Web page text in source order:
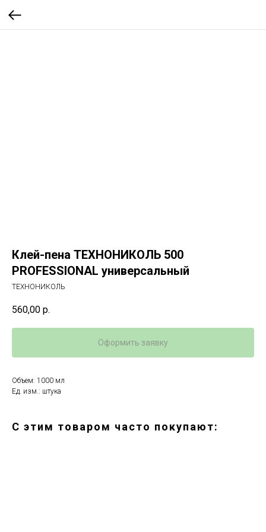
Клей-пена ТЕХНОНИКОЛЬ 500
PROFESSIONAL универсальный
ТЕХНОНИКОЛЬ
560,00 р.
Оформить заявку
Объем: 1000 мл
Ед. изм.: штука
С этим товаром часто покупают: